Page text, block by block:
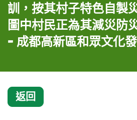
訓，按其村子特色自製
圖中村民正為其減災防
- 成都高新區和眾文化
返回